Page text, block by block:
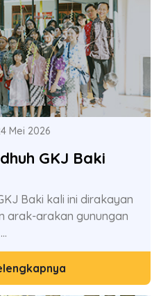
Mei 2026
GKJ Baki
Baki kali ini dirakayan
arak-arakan gunungan